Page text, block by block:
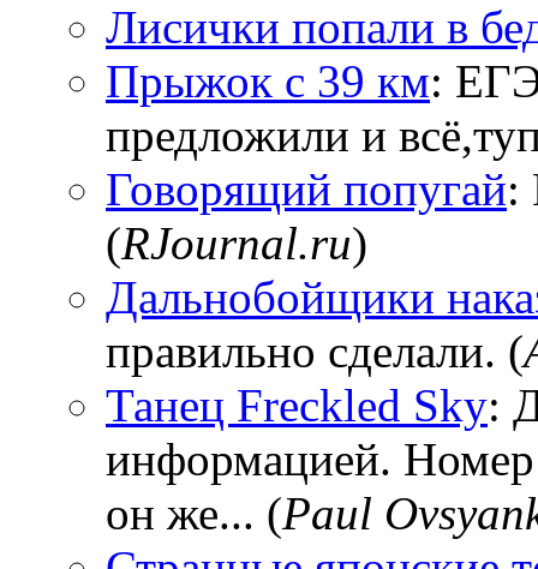
Лисички попали в
Прыжок с 39 км:
предложили и
Говорящий попугай:
(RJournal.ru)
Дальнобойщики
правильно сделали. (
Танец Freckled Sky:
информацией.
он же... (Paul